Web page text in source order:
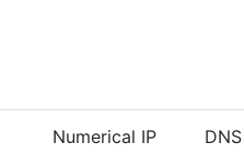
Numerical IP DNS